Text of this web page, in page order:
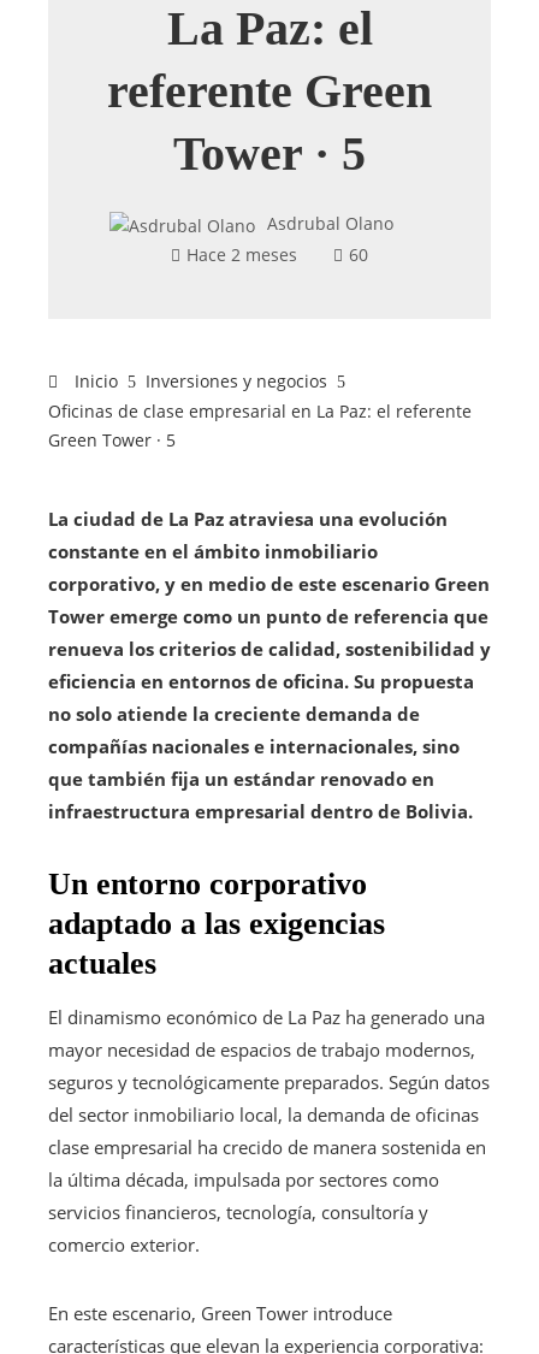
La Paz: el
referente Green
Tower · 5
Asdrubal Olano
Hace 2 meses
60
Inicio
Inversiones y negocios
Oficinas de clase empresarial en La Paz: el referente
Green Tower · 5
La ciudad de La Paz atraviesa una evolución
constante en el ámbito inmobiliario
corporativo, y en medio de este escenario Green
Tower emerge como un punto de referencia que
renueva los criterios de calidad, sostenibilidad y
eficiencia en entornos de oficina. Su propuesta
no solo atiende la creciente demanda de
compañías nacionales e internacionales, sino
que también fija un estándar renovado en
infraestructura empresarial dentro de Bolivia.
Un entorno corporativo
adaptado a las exigencias
actuales
El dinamismo económico de La Paz ha generado una
mayor necesidad de espacios de trabajo modernos,
seguros y tecnológicamente preparados. Según datos
del sector inmobiliario local, la demanda de oficinas
clase empresarial ha crecido de manera sostenida en
la última década, impulsada por sectores como
servicios financieros, tecnología, consultoría y
comercio exterior.
En este escenario, Green Tower introduce
características que elevan la experiencia corporativa: